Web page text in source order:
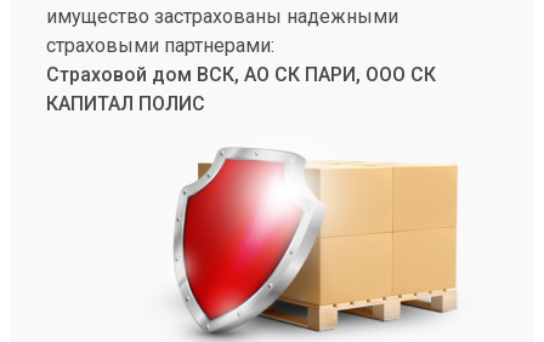
имущество застрахованы надежными
страховыми партнерами:
Страховой дом ВСК, АО СК ПАРИ, ООО СК
КАПИТАЛ ПОЛИС